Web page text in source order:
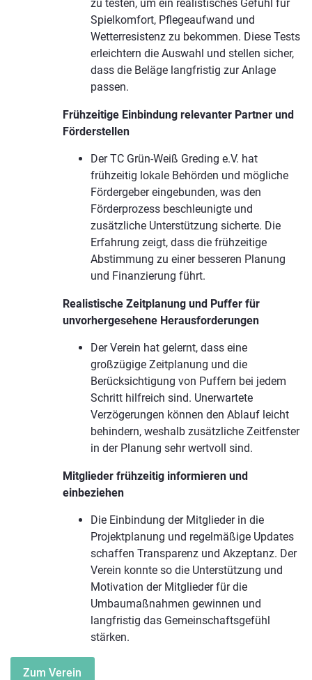
zu testen, um ein realistisches Gefühl für
Spielkomfort, Pflegeaufwand und
Wetterresistenz zu bekommen. Diese Tests
erleichtern die Auswahl und stellen sicher,
dass die Beläge langfristig zur Anlage
passen.
Frühzeitige Einbindung relevanter Partner und
Förderstellen
Der TC Grün-Weiß Greding e.V. hat
frühzeitig lokale Behörden und mögliche
Fördergeber eingebunden, was den
Förderprozess beschleunigte und
zusätzliche Unterstützung sicherte. Die
Erfahrung zeigt, dass die frühzeitige
Abstimmung zu einer besseren Planung
und Finanzierung führt.
Realistische Zeitplanung und Puffer für
unvorhergesehene Herausforderungen
Der Verein hat gelernt, dass eine
großzügige Zeitplanung und die
Berücksichtigung von Puffern bei jedem
Schritt hilfreich sind. Unerwartete
Verzögerungen können den Ablauf leicht
behindern, weshalb zusätzliche Zeitfenster
in der Planung sehr wertvoll sind.
Mitglieder frühzeitig informieren und
einbeziehen
Die Einbindung der Mitglieder in die
Projektplanung und regelmäßige Updates
schaffen Transparenz und Akzeptanz. Der
Verein konnte so die Unterstützung und
Motivation der Mitglieder für die
Umbaumaßnahmen gewinnen und
langfristig das Gemeinschaftsgefühl
stärken.
Zum Verein